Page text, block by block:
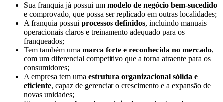
Sua franquia já possui um modelo de negócio bem-sucedido
e comprovado, que possa ser replicado em outras localidades;
A franquia possui processos definidos, incluindo manuais
operacionais claros e treinamento adequado para os
franqueados;
Tem também uma marca forte e reconhecida no mercado,
com um diferencial competitivo que a torna atraente para os
consumidores;
A empresa tem uma estrutura organizacional sólida e
eficiente, capaz de gerenciar o crescimento e a expansão de
novas unidades;